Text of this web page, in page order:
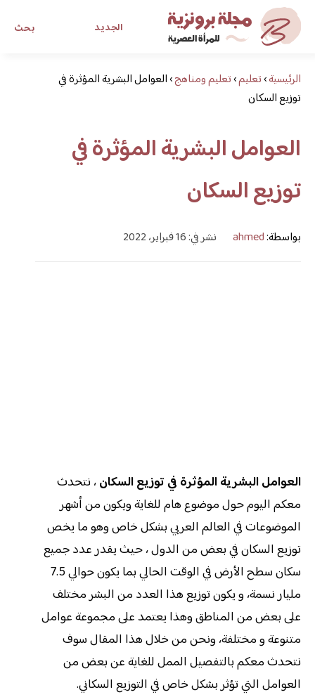
بحث الجديد
مجلة برونزية للفتاة العصريةالرئيسية›تعليم›تعليم ومناهج›العوامل البشرية المؤثرة في
توزيع السكان
العوامل البشرية المؤثرة في
توزيع السكان
بواسطة:ahmed نشر في: 16 فبراير، 2022
العوامل البشرية المؤثرة في توزيع السكان، نتحدث
معكم اليوم حول موضوع هام للغاية ويكون من أشهر
الموضوعات في العالم العربي بشكل خاص وهو ما يخص
توزيع السكان في بعض من الدول ، حيث يقدر عدد جميع
سكان سطح الأرض في الوقت الحالي بما يكون حوالي 7.5
مليار نسمة، و يكون توزيع هذا العدد من البشر مختلف
على بعض من المناطق وهذا يعتمد على مجموعة عوامل
متنوعة و مختلفة، ونحن من خلال هذا المقال سوف
نتحدث معكم بالتفصيل الممل للغاية عن بعض من
العوامل التي تؤثر بشكل خاص في التوزيع السكاني.